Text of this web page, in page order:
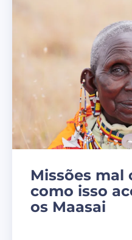
Missões mal
como isso
os Maasai